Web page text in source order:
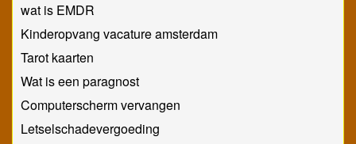
wat is EMDR
Kinderopvang vacature amsterdam
Tarot kaarten
Wat is een paragnost
Computerscherm vervangen
Letselschadevergoeding